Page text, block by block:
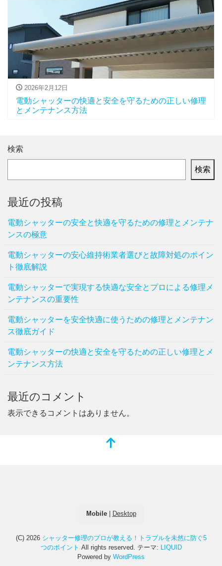
2026年2月12日
電動シャッターの快適と安全を守るための正しい修理
とメンテナンス方法
検索
検索
最近の投稿
電動シャッターの安全と快適を守るための修理とメンテナ
ンスの極意
電動シャッターの安心維持術業者選びと故障対処のポイン
ト徹底解説
電動シャッターで実現する快適な安全とプロによる修理メ
ンテナンスの重要性
電動シャッターを安全快適に使うための修理とメンテナン
ス徹底ガイド
電動シャッターの快適と安全を守るための正しい修理とメ
ンテナンス方法
最近のコメント
表示できるコメントはありません。
Mobile| Desktop
(C) 2026 シャッター修理のプロが教える！トラブルを未然に防ぐ5
つのポイント All rights reserved. テーマ: LIQUID
Powered by WordPress